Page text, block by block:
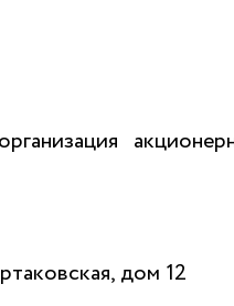
дом 12